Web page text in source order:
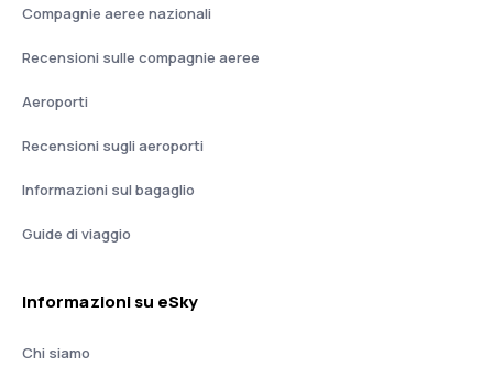
Compagnie aeree nazionali
Recensioni sulle compagnie aeree
Aeroporti
Recensioni sugli aeroporti
Informazioni sul bagaglio
Guide di viaggio
Informazioni su eSky
Chi siamo